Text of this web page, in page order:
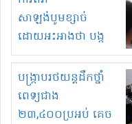
សាឡង់បូមខ្សាច់
ដោយអះអាងថា បង្ក
បាក់ច្រាំងទន្លេ និង
រំខានទាំងយប់ទាំងថ្ងៃ
បង្ក្រាបរថយន្តដឹកថ្នាំ
ពេទ្យជាង
២៣,៤០០ប្រអប់ គេច